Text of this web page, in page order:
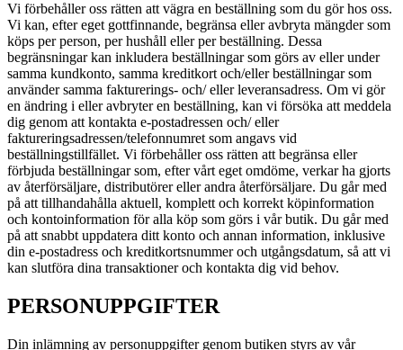
Vi förbehåller oss rätten att vägra en beställning som du gör hos oss.
Vi kan, efter eget gottfinnande, begränsa eller avbryta mängder som
köps per person, per hushåll eller per beställning. Dessa
begränsningar kan inkludera beställningar som görs av eller under
samma kundkonto, samma kreditkort och/eller beställningar som
använder samma fakturerings- och/ eller leveransadress. Om vi gör
en ändring i eller avbryter en beställning, kan vi försöka att meddela
dig genom att kontakta e-postadressen och/ eller
faktureringsadressen/telefonnumret som angavs vid
beställningstillfället. Vi förbehåller oss rätten att begränsa eller
förbjuda beställningar som, efter vårt eget omdöme, verkar ha gjorts
av återförsäljare, distributörer eller andra återförsäljare. Du går med
på att tillhandahålla aktuell, komplett och korrekt köpinformation
och kontoinformation för alla köp som görs i vår butik. Du går med
på att snabbt uppdatera ditt konto och annan information, inklusive
din e-postadress och kreditkortsnummer och utgångsdatum, så att vi
kan slutföra dina transaktioner och kontakta dig vid behov.
PERSONUPPGIFTER
Din inlämning av personuppgifter genom butiken styrs av vår